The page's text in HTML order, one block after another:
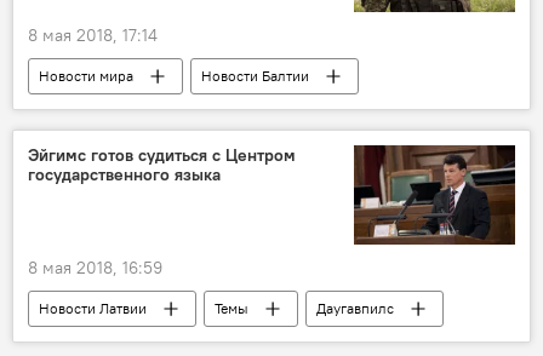
8 мая 2018, 17:14
Новости мира
Новости Балтии
Эстония
Керсти Кальюлайд
Алексей Пушков
НАТО
Эйгимс готов судиться с Центром
государственного языка
8 мая 2018, 16:59
Новости Латвии Темы
Даугавпилс
Рихардс Эйгимс
латышский язык